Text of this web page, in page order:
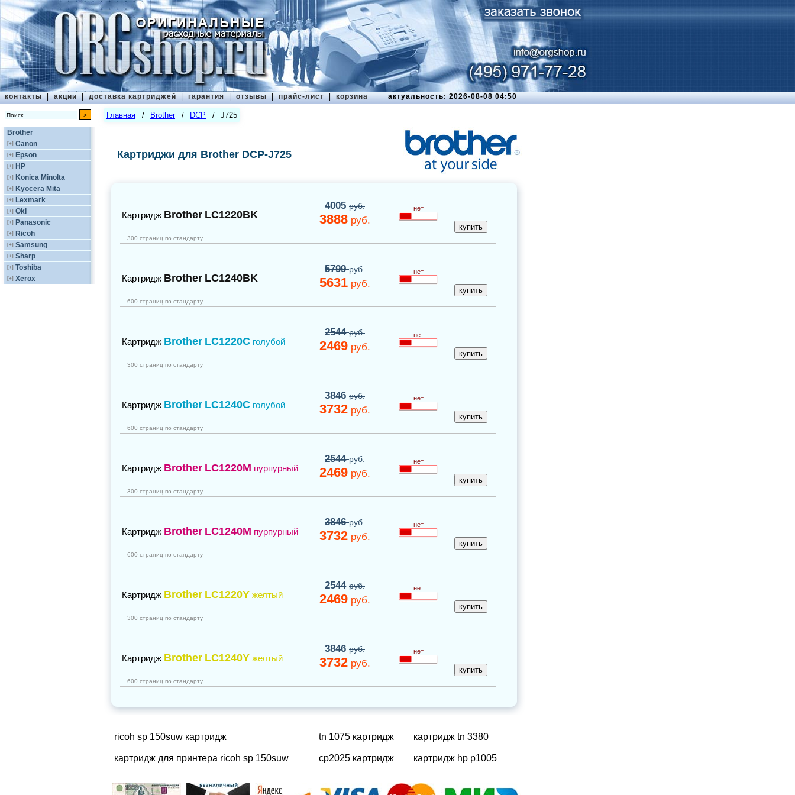
контакты | акции | доставка картриджей | гарантия | отзывы | прайс-лист | корзина актуальность: 2026-08-08 04:50
Brother
[+] Canon
[+] Epson
[+] HP
[+] Konica Minolta
[+] Kyocera Mita
[+] Lexmark
[+] Oki
[+] Panasonic
[+] Ricoh
[+] Samsung
[+] Sharp
[+] Toshiba
[+] Xerox
Главная / Brother / DCP / J725
Картриджи для Brother DCP-J725
Картридж Brother LC1220BK
4005руб.
3888 руб.
нет
300 страниц по стандарту
Картридж Brother LC1240BK
5799руб.
5631 руб.
нет
600 страниц по стандарту
Картридж Brother LC1220C голубой
2544руб.
2469 руб.
нет
300 страниц по стандарту
Картридж Brother LC1240C голубой
3846руб.
3732 руб.
нет
600 страниц по стандарту
Картридж Brother LC1220M пурпурный
2544руб.
2469 руб.
нет
300 страниц по стандарту
Картридж Brother LC1240M пурпурный
3846руб.
3732 руб.
нет
600 страниц по стандарту
Картридж Brother LC1220Y желтый
2544руб.
2469 руб.
нет
300 страниц по стандарту
Картридж Brother LC1240Y желтый
3846руб.
3732 руб.
нет
600 страниц по стандарту
ricoh sp 150suw картридж tn 1075 картридж картридж tn 3380
картридж для принтера ricoh sp 150suw cp2025 картридж картридж hp p1005